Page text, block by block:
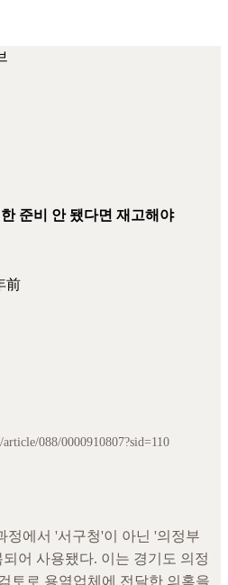
준비 안 됐다면 재고해야
前
088/0000910807?sid=110
정에서 '서구청'이 아닌 '의정부
어 사용됐다. 이는 경기도 의정
토로 용역업체에 전달한 의혹을